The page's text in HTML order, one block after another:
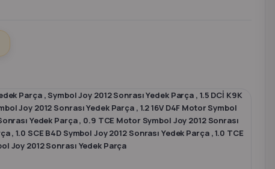
Parça ,Symbol Joy 2012 Sonrası Yedek Parça , 1.5 DCİ K9K
Joy 2012 Sonrası Yedek Parça , 1.2 16V D4F Motor Symbol
Yedek Parça, 0.9 TCE Motor Symbol Joy 2012 Sonrası
,1.0 SCE B4D Symbol Joy 2012 Sonrası Yedek Parça ,1.0 TCE
Joy 2012 Sonrası Yedek Parça